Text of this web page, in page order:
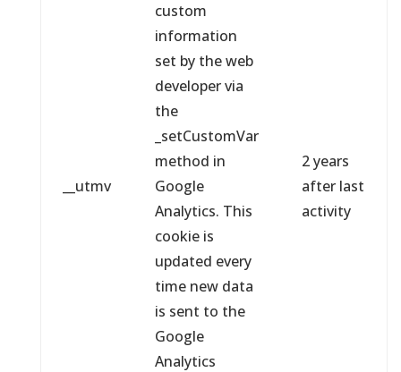
__utmv
custom
information
set by the web
developer via
the
_setCustomVar
method in
Google
Analytics. This
cookie is
updated every
time new data
is sent to the
Google
Analytics
2 years
after last
activity